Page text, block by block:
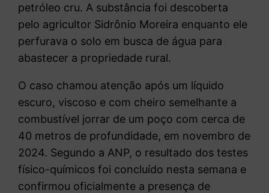
petróleo cru. A substância foi descoberta
pelo agricultor Sidrônio Moreira enquanto ele
perfurava o solo em busca de água para
abastecer a propriedade rural.
O caso chamou atenção após um líquido
escuro, viscoso e com cheiro semelhante a
combustível jorrar de um poço com cerca de
40 metros de profundidade, em novembro de
2024. Segundo a ANP, o resultado dos testes
físico-químicos foi concluído nesta semana e
confirmou oficialmente a presença de